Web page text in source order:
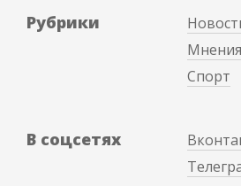
Рубрики
Мнения
Спорт
В соцсетях